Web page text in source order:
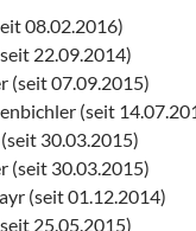
08.02.2016)
22.09.2014)
(seit 07.09.2015)
(seit
30.03.2015)
(seit 30.03.2015)
(seit 01.12.2014)
25.05.2015)